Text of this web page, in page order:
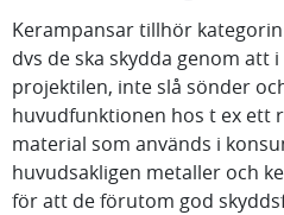
Kerampansar tillhör
dvs de ska skydda genom att
projektilen, inte slå sönder
huvudfunktionen hos t ex ett
material som används i
huvudsakligen metaller och
för att de förutom god